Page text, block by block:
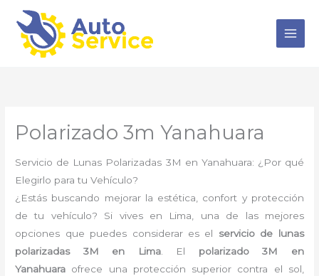
contenido
Polarizado 3m Yanahuara
Servicio de Lunas Polarizadas 3M en Yanahuara: ¿Por qué
Elegirlo para tu Vehículo?
¿Estás buscando mejorar la estética, confort y protección
de tu vehículo? Si vives en Lima, una de las mejores
opciones que puedes considerar es el servicio de lunas
polarizadas 3M en Lima. El polarizado 3M en
Yanahuara ofrece una protección superior contra el sol,